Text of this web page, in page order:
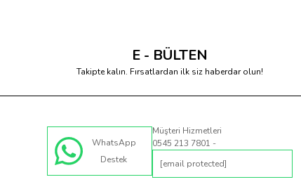
E - BÜLTEN
Takipte kalın. Fırsatlardan ilk siz haberdar olun!
WhatsApp
Destek
Müşteri Hizmetleri
0545 213 7801 -
[email protected]